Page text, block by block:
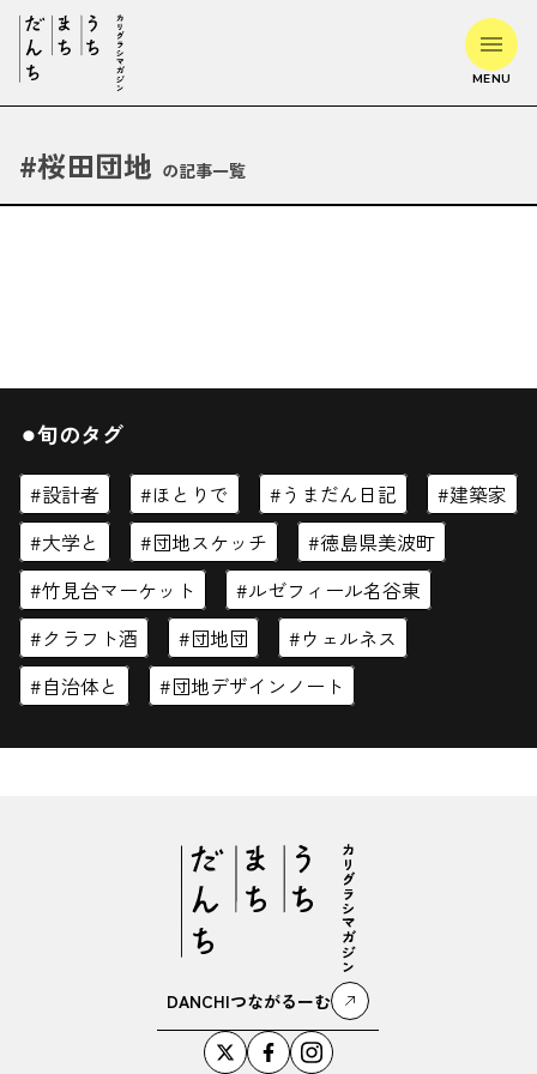
MENU
#桜田団地 の記事一覧
⚫︎旬のタグ
設計者 ほとりで うまだん日記
建築家
大学と
団地スケッチ
徳島県美波町
竹見台マーケット
ルゼフィール名谷東
クラフト酒
団地団
ウェルネス
自治体と
団地デザインノート
DANCHIつながるーむ
閉じる